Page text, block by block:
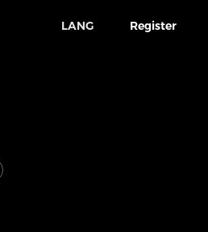
LANG Register